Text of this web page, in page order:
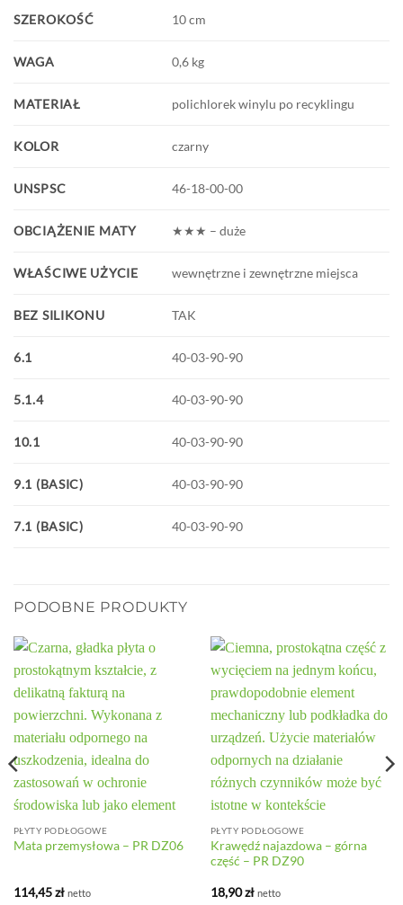
SZEROKOŚĆ 10 cm
WAGA 0,6 kg
MATERIAŁ polichlorek winylu po recyklingu
KOLOR czarny
UNSPSC 46-18-00-00
OBCIĄŻENIE MATY ★★★ – duże
WŁAŚCIWE UŻYCIE wewnętrzne i zewnętrzne miejsca
BEZ SILIKONU TAK
6.1 40-03-90-90
5.1.4 40-03-90-90
10.1 40-03-90-90
9.1 (BASIC) 40-03-90-90
7.1 (BASIC) 40-03-90-90
PODOBNE PRODUKTY
PŁYTY PODŁOGOWE
Mata przemysłowa – PR DZ06
114,45zł netto
PŁYTY PODŁOGOWE
Krawędź najazdowa – górna
część – PR DZ90
18,90zł netto